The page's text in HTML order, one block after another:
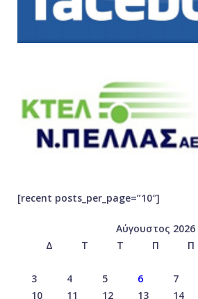
[recent posts_per_page=”10″]
Αύγουστος 2026
Δ
Τ Τ Π Π
3
4 5 6 7
10
11 12 13 14